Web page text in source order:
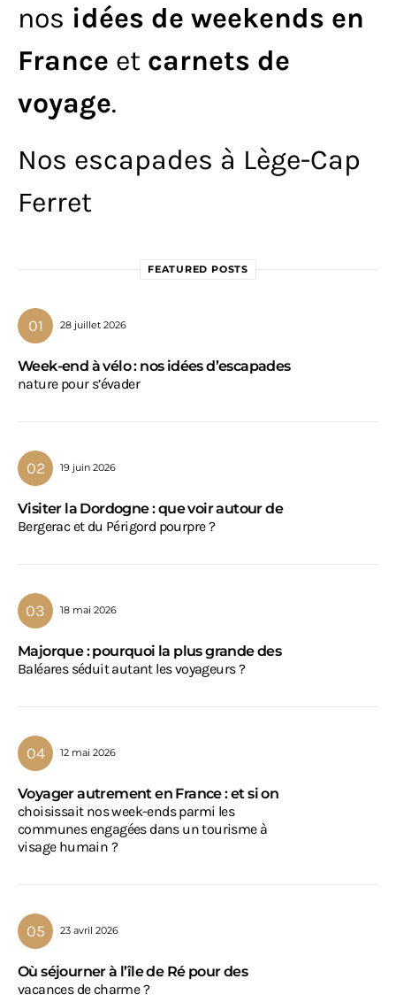
nos idées de weekends en
France et carnets de
voyage.
Nos escapades à Lège-Cap
Ferret
FEATURED POSTS
28 juillet 2026
Week-end à vélo : nos idées d’escapades
nature pour s’évader
19 juin 2026
Visiter la Dordogne : que voir autour de
Bergerac et du Périgord pourpre ?
18 mai 2026
Majorque : pourquoi la plus grande des
Baléares séduit autant les voyageurs ?
12 mai 2026
Voyager autrement en France : et si on
choisissait nos week-ends parmi les
communes engagées dans un tourisme à
visage humain ?
23 avril 2026
Où séjourner à l’île de Ré pour des
vacances de charme ?